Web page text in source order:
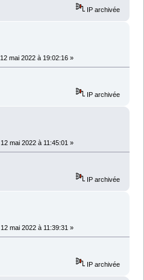
IP archivée
12 mai 2022 à 19:02:16 »
IP archivée
12 mai 2022 à 11:45:01 »
IP archivée
12 mai 2022 à 11:39:31 »
IP archivée